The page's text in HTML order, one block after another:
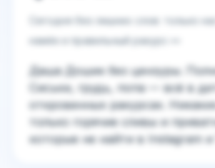
Сегодня без лишних слов: только
намёк и правильный ракурс 👀
Даша Дошик без цензуры.
Сиськи, грудь, попа — всё в
откровенных ракурсах.
только горячие сливы и
которые не найти в Instagram и